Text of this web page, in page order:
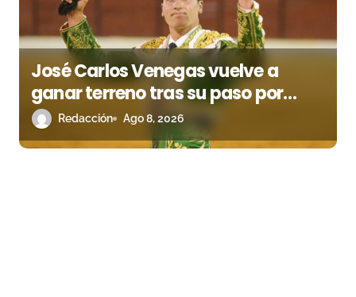
José Carlos Venegas vuelve a
ganar terreno tras su paso por
Madrid
Redacción Ago 8, 2026